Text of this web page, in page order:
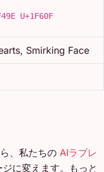
U+1F60F
Smirking Face
、私たちの AIラブレ
に変えます。もっと